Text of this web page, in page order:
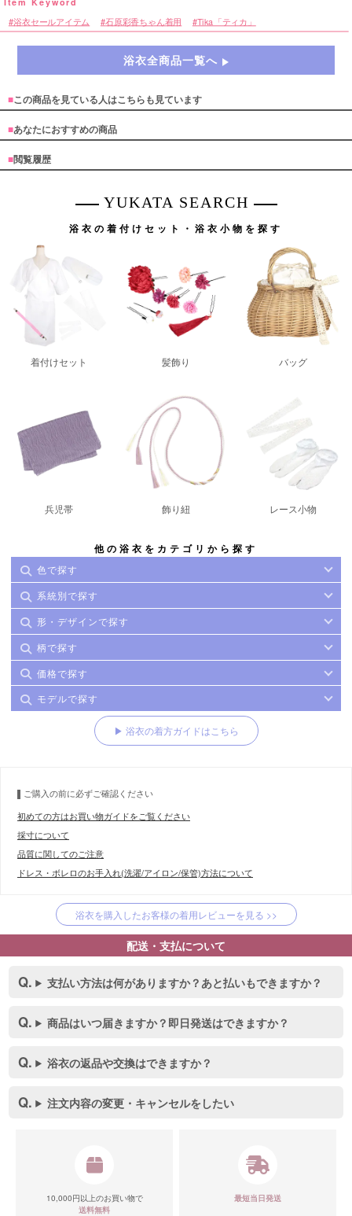
浴衣セールアイテム 石原彩香ちゃん着用 Tika「ティカ」
浴衣全商品一覧へ
■この商品を見ている人はこちらも見ています
■あなたにおすすめの商品
■閲覧履歴
YUKATA SEARCH
浴衣の着付けセット・浴衣小物を探す
着付けセット 髪飾り バッグ
兵児帯 飾り紐 レース小物
他の浴衣をカテゴリから探す
色で探す
系統別で探す
形・デザインで探す
柄で探す
価格で探す
モデルで探す
▶ 浴衣の着方ガイドはこちら
ご購入の前に必ずご確認ください
初めての方はお買い物ガイドをご覧ください
採寸について
品質に関してのご注意
ドレス・ボレロのお手入れ(洗濯/アイロン/保管)方法について
浴衣を購入したお客様の着用レビューを見る >>
配送・支払について
支払い方法は何がありますか？あと払いもできますか？
商品はいつ届きますか？即日発送はできますか？
浴衣の返品や交換はできますか？
注文内容の変更・キャンセルをしたい
10,000円以上のお買い物で
送料無料
最短当日発送